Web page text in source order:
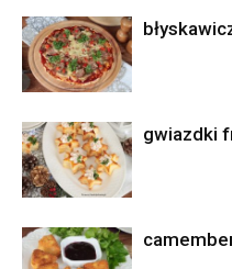
gwiazdki